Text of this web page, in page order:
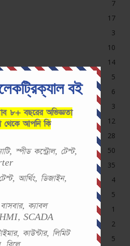
বই
৮+ বছরের অভিজ্ঞতা
আপনি কি
স্পীড কন্ট্রোল, টেস্ট,
আর্থিং, ডিজাইন,
ক্যাবল
HMI, SCADA
কাউন্টার, লিমিট
7
17
3
10
14
MCQ
5
6
3
12
28
50
35
4
5
1
2
5